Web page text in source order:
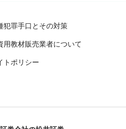
犯罪手口とその対策
用教材販売業者について
トポリシー